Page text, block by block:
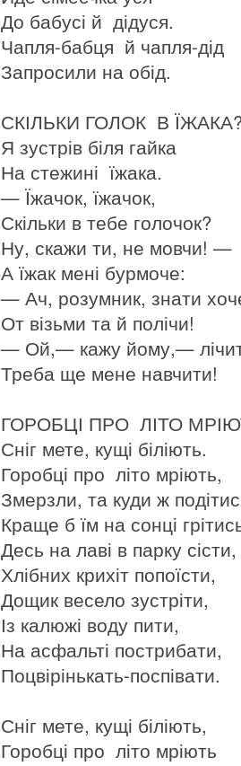
До бабусі й дідуся.
Чапля-бабця й чапля-дід
Запросили на обід.
СКІЛЬКИ ГОЛОК В
Я зустрів біля гайка
На стежині їжака.
— Їжачок, їжачок,
Скільки в тебе голочок?
Ну, скажи ти, не мовчи! —
А їжак мені бурмоче:
— Ач, розумник, знати
От візьми та й полічи!
— Ой,— кажу йому,—
Треба ще мене навчити!
ГОРОБЦІ ПРО ЛІТО
Сніг мете, кущі біліють.
Горобці про літо мріють,
Змерзли, та куди ж
Краще б їм на сонці
Десь на лаві в парку сісти,
Хлібних крихіт попоїсти,
Дощик весело зустріти,
Із калюжі воду пити,
На асфальті пострибати,
Поцвірінькать-поспівати.
Сніг мете, кущі біліють,
Горобці про літо мріють